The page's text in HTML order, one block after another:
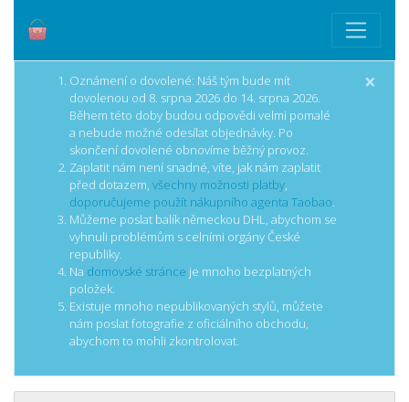
Oznámení o dovolené: Náš tým bude mít
dovolenou od 8. srpna 2026 do 14. srpna 2026.
Během této doby budou odpovědi velmi pomalé
a nebude možné odesílat objednávky. Po
skončení dovolené obnovíme běžný provoz.
Zaplatit nám není snadné, víte, jak nám zaplatit
před dotazem, všechny možnosti platby,
doporučujeme použít nákupního agenta Taobao.
Můžeme poslat balík německou DHL, abychom se
vyhnuli problémům s celními orgány České
republiky.
Na domovské stránce je mnoho bezplatných
položek.
Existuje mnoho nepublikovaných stylů, můžete
nám poslat fotografie z oficiálního obchodu,
abychom to mohli zkontrolovat.
×